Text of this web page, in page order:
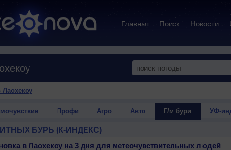
Главная Поиск Новости
Лаохекоу
Профи Агро Авто Г/м бури УФ-
БУРЬ (К-ИНДЕКС)
в Лаохекоу на 3 дня для метеочувствительных людей